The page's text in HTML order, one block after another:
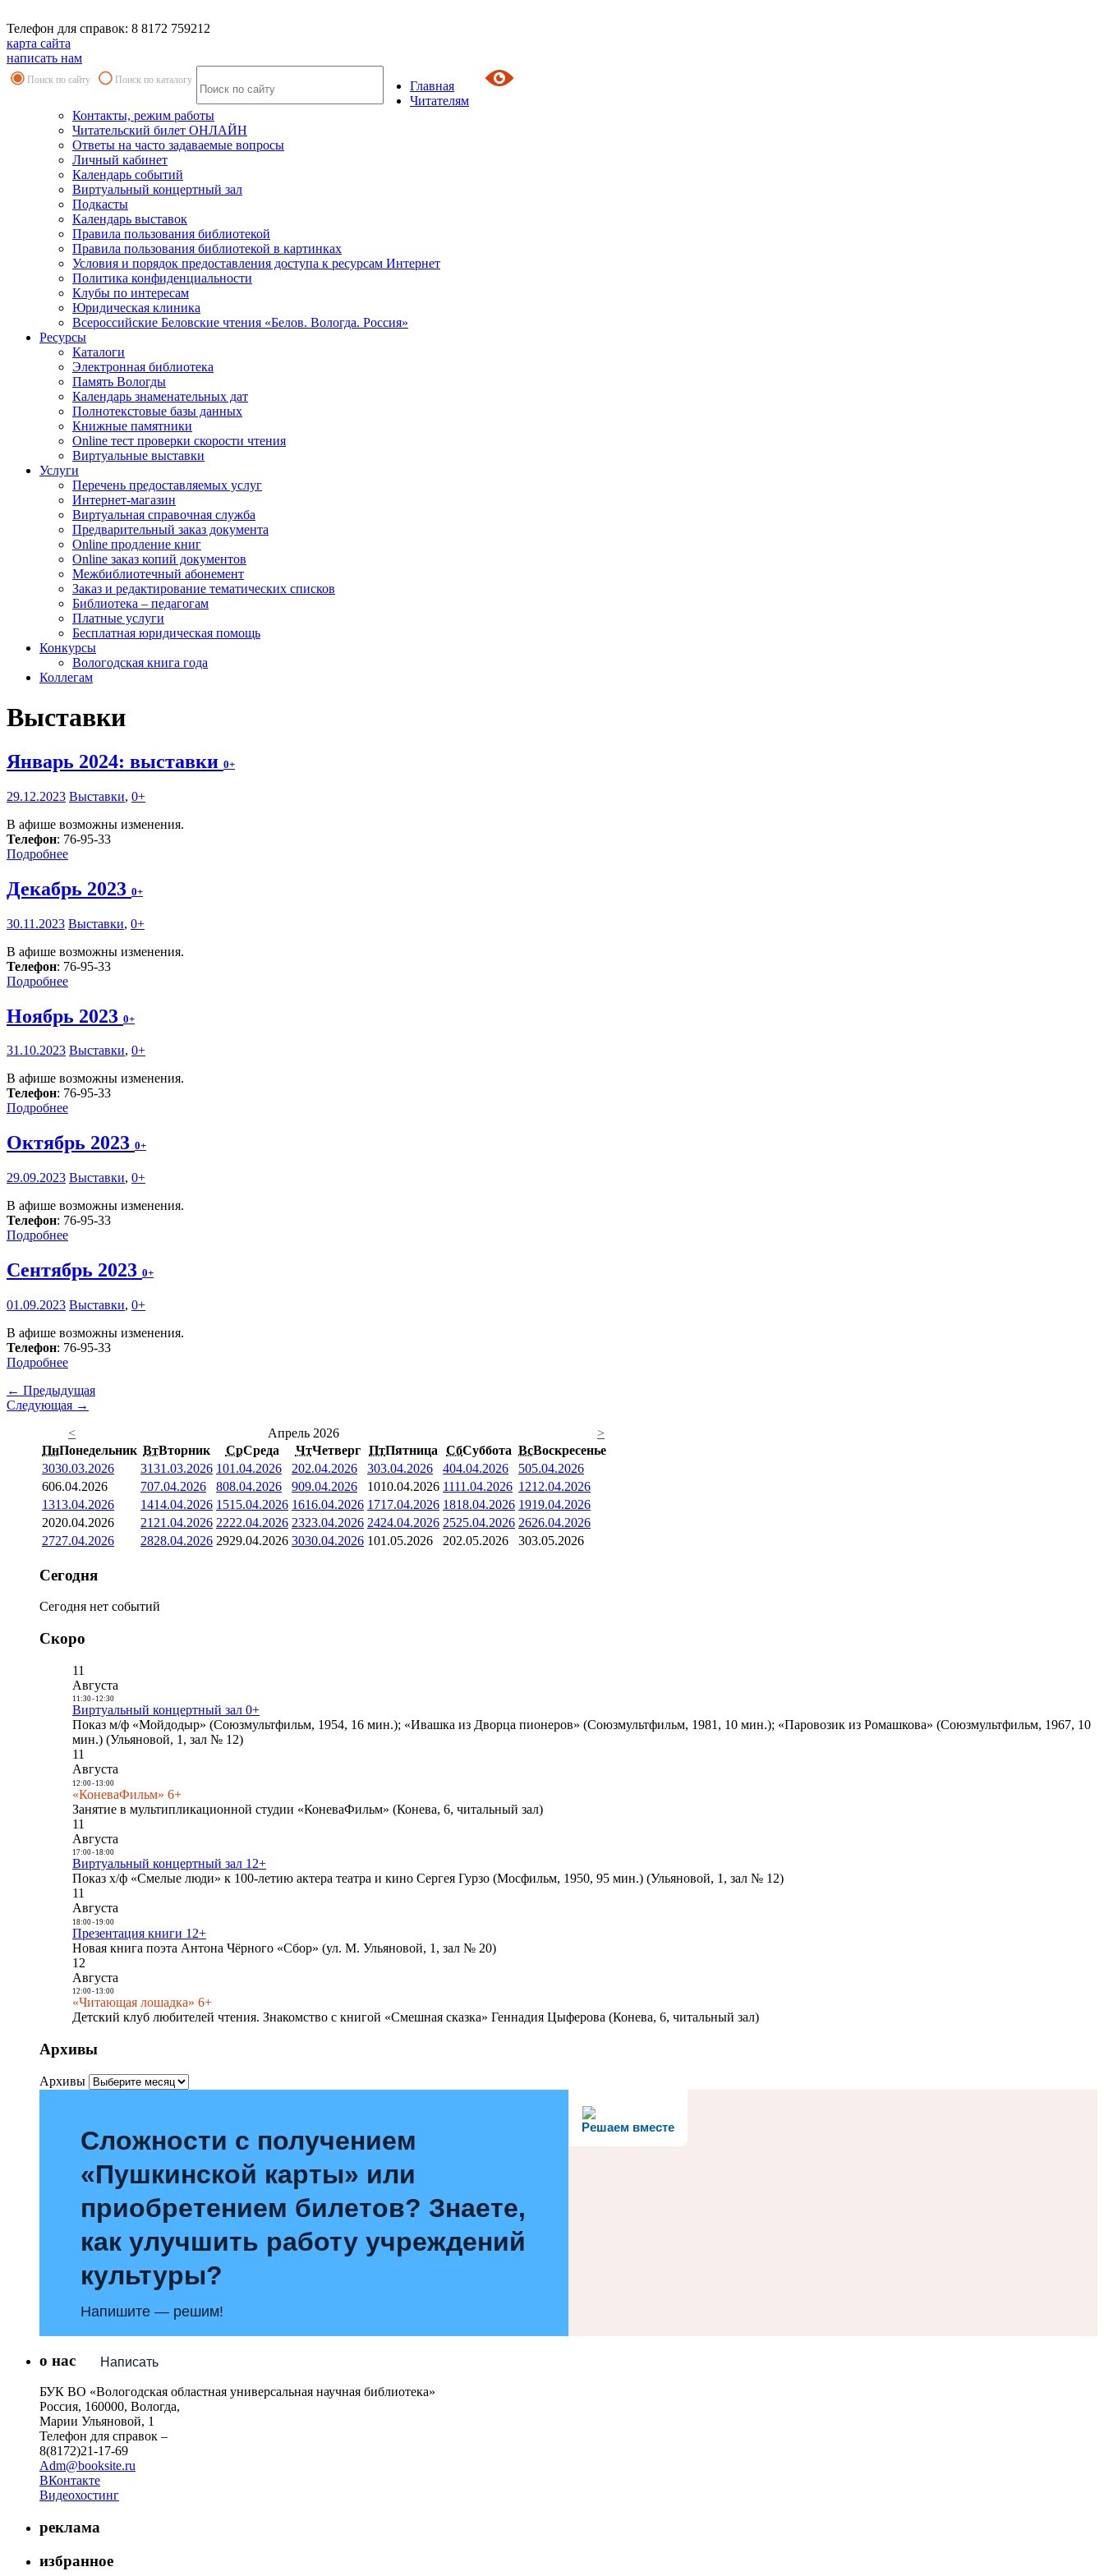
Телефон для справок: 8 8172 759212
карта сайта
написать нам
Поиск по сайту Поиск по каталогу
Главная
Читателям
Контакты, режим работы
Читательский билет ОНЛАЙН
Ответы на часто задаваемые вопросы
Личный кабинет
Календарь событий
Виртуальный концертный зал
Подкасты
Календарь выставок
Правила пользования библиотекой
Правила пользования библиотекой в картинках
Условия и порядок предоставления доступа к ресурсам Интернет
Политика конфиденциальности
Клубы по интересам
Юридическая клиника
Всероссийские Беловские чтения «Белов. Вологда. Россия»
Ресурсы
Каталоги
Электронная библиотека
Память Вологды
Календарь знаменательных дат
Полнотекстовые базы данных
Книжные памятники
Online тест проверки скорости чтения
Виртуальные выставки
Услуги
Перечень предоставляемых услуг
Интернет-магазин
Виртуальная справочная служба
Предварительный заказ документа
Online продление книг
Online заказ копий документов
Межбиблиотечный абонемент
Заказ и редактирование тематических списков
Библиотека – педагогам
Платные услуги
Бесплатная юридическая помощь
Конкурсы
Вологодская книга года
Коллегам
Выставки
Январь 2024: выставки 0+
29.12.2023 Выставки, 0+
В афише возможны изменения.
Телефон: 76-95-33
Подробнее
Декабрь 2023 0+
30.11.2023 Выставки, 0+
В афише возможны изменения.
Телефон: 76-95-33
Подробнее
Ноябрь 2023 0+
31.10.2023 Выставки, 0+
В афише возможны изменения.
Телефон: 76-95-33
Подробнее
Октябрь 2023 0+
29.09.2023 Выставки, 0+
В афише возможны изменения.
Телефон: 76-95-33
Подробнее
Сентябрь 2023 0+
01.09.2023 Выставки, 0+
В афише возможны изменения.
Телефон: 76-95-33
Подробнее
← Предыдущая
Следующая →
<
Апрель 2026
>
ПнПонедельник ВтВторник СрСреда ЧтЧетверг ПтПятница СбСуббота ВсВоскресенье
3030.03.2026 3131.03.2026 101.04.2026 202.04.2026 303.04.2026 404.04.2026 505.04.2026
606.04.2026 707.04.2026 808.04.2026 909.04.2026 1010.04.2026 1111.04.2026 1212.04.2026
1313.04.2026 1414.04.2026 1515.04.2026 1616.04.2026 1717.04.2026 1818.04.2026 1919.04.2026
2020.04.2026 21 21.04.2026 2222.04.2026 2323.04.2026 2424.04.2026 2525.04.2026 2626.04.2026
2727.04.2026 2828.04.2026 2929.04.2026 3030.04.2026 101.05.2026 202.05.2026 303.05.2026
Сегодня
Сегодня нет событий
Скоро
11
Августа
11:30- 12:30
Виртуальный концертный зал 0+
Показ м/ф «Мойдодыр» (Союзмультфильм, 1954, 16 мин.); «Ивашка из Дворца пионеров» (Союзмультфильм, 1981, 10 мин.); «Паровозик из Ромашкова» (Союзмультфильм, 1967, 10
мин.) (Ульяновой, 1, зал № 12)
11
Августа
12:00- 13:00
«КоневаФильм» 6+
Занятие в мультипликационной студии «КоневаФильм» (Конева, 6, читальный зал)
11
Августа
17:00- 18:00
Виртуальный концертный зал 12+
Показ х/ф «Смелые люди» к 100-летию актера театра и кино Сергея Гурзо (Мосфильм, 1950, 95 мин.) (Ульяновой, 1, зал № 12)
11
Августа
18:00- 19:00
Презентация книги 12+
Новая книга поэта Антона Чёрного «Сбор» (ул. М. Ульяновой, 1, зал № 20)
12
Августа
12:00- 13:00
«Читающая лошадка» 6+
Детский клуб любителей чтения. Знакомство с книгой «Смешная сказка» Геннадия Цыферова (Конева, 6, читальный зал)
Архивы
Архивы
Решаем вместе
Сложности с получением
«Пушкинской карты» или
приобретением билетов? Знаете,
как улучшить работу учреждений
культуры?
Напишите — решим!
Написать
о нас
БУК ВО «Вологодская областная универсальная научная библиотека»
Россия, 160000, Вологда,
Марии Ульяновой, 1
Телефон для справок –
8(8172)21-17-69
Adm@booksite.ru
ВКонтакте
Видеохостинг
реклама
избранное